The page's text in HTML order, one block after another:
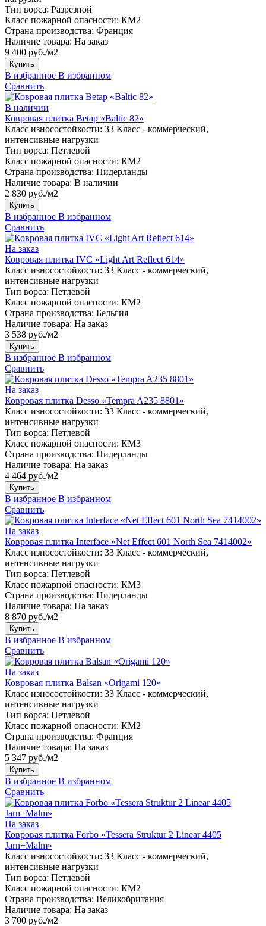
Тип ворса: Разрезной
Класс пожарной опасности: КМ2
Страна производства: Франция
Наличие товара: На заказ
9 400 руб./м2
Купить
В избранное В избранном
Сравнить
В наличии
Ковровая плитка Betap «Baltic 82»
Класс износостойкости: 33 Класс - коммерческий,
интенсивные нагрузки
Тип ворса: Петлевой
Класс пожарной опасности: КМ2
Страна производства: Нидерланды
Наличие товара: В наличии
2 830 руб./м2
Купить
В избранное В избранном
Сравнить
На заказ
Ковровая плитка IVC «Light Art Reflect 614»
Класс износостойкости: 33 Класс - коммерческий,
интенсивные нагрузки
Тип ворса: Петлевой
Класс пожарной опасности: КМ2
Страна производства: Бельгия
Наличие товара: На заказ
3 538 руб./м2
Купить
В избранное В избранном
Сравнить
На заказ
Ковровая плитка Desso «Tempra A235 8801»
Класс износостойкости: 33 Класс - коммерческий,
интенсивные нагрузки
Тип ворса: Петлевой
Класс пожарной опасности: КМ3
Страна производства: Нидерланды
Наличие товара: На заказ
4 464 руб./м2
Купить
В избранное В избранном
Сравнить
На заказ
Ковровая плитка Interface «Net Effect 601 North Sea 7414002»
Класс износостойкости: 33 Класс - коммерческий,
интенсивные нагрузки
Тип ворса: Петлевой
Класс пожарной опасности: КМ3
Страна производства: Нидерланды
Наличие товара: На заказ
8 870 руб./м2
Купить
В избранное В избранном
Сравнить
На заказ
Ковровая плитка Balsan «Origami 120»
Класс износостойкости: 33 Класс - коммерческий,
интенсивные нагрузки
Тип ворса: Петлевой
Класс пожарной опасности: КМ2
Страна производства: Франция
Наличие товара: На заказ
5 347 руб./м2
Купить
В избранное В избранном
Сравнить
На заказ
Ковровая плитка Forbo «Tessera Struktur 2 Linear 4405
Jarn+Malm»
Класс износостойкости: 33 Класс - коммерческий,
интенсивные нагрузки
Тип ворса: Петлевой
Класс пожарной опасности: КМ2
Страна производства: Великобритания
Наличие товара: На заказ
3 700 руб./м2